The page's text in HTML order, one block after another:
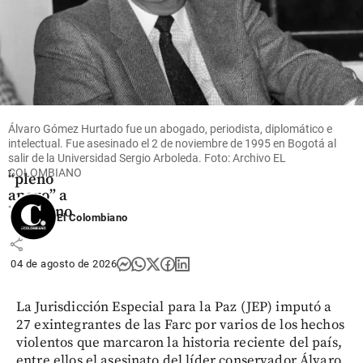
Fútbol
La FIFA
intenta
superar
con
disculpas
y dio su
“pleno
apoyo” a
Infantino
share
Álvaro Gómez Hurtado fue un abogado, periodista, diplomático e
intelectual. Fue asesinado el 2 de noviembre de 1995 en Bogotá al
salir de la Universidad Sergio Arboleda. Foto: Archivo EL
COLOMBIANO
El Colombiano
04 de agosto de 2026
La Jurisdicción Especial para la Paz (JEP) imputó a
27 exintegrantes de las Farc por varios de los hechos
violentos que marcaron la historia reciente del país,